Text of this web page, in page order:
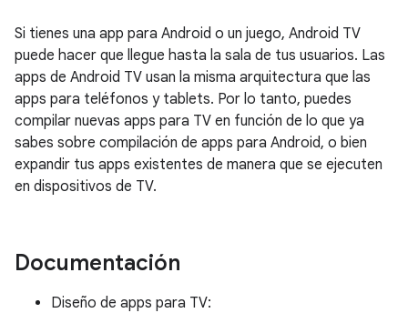
Si tienes una app para Android o un juego, Android TV
puede hacer que llegue hasta la sala de tus usuarios. Las
apps de Android TV usan la misma arquitectura que las
apps para teléfonos y tablets. Por lo tanto, puedes
compilar nuevas apps para TV en función de lo que ya
sabes sobre compilación de apps para Android, o bien
expandir tus apps existentes de manera que se ejecuten
en dispositivos de TV.
Documentación
Diseño de apps para TV: